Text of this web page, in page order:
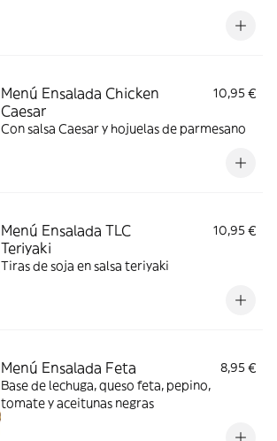
Menú Ensalada Chicken
Caesar
10,95 €
Con salsa Caesar y hojuelas de parmesano
Menú Ensalada TLC
Teriyaki
10,95 €
Tiras de soja en salsa teriyaki
Menú Ensalada Feta
8,95 €
Base de lechuga, queso feta, pepino,
tomate y aceitunas negras